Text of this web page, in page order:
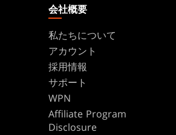
会社概要
私たちについて
アカウント
採用情報
サポート
WPN
Affiliate Program
Disclosure